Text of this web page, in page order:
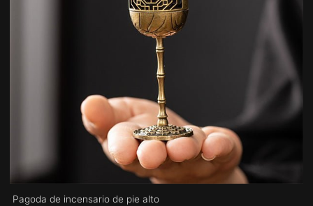
Pagoda de incensario de pie alto